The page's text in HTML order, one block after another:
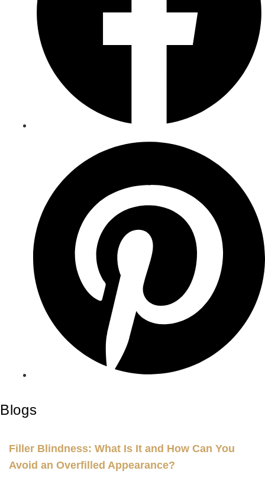
Blogs
Filler Blindness: What Is It and How Can You
Avoid an Overfilled Appearance?